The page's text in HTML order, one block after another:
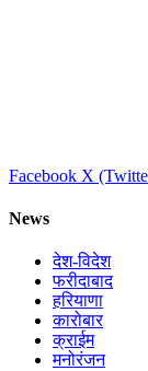
Facebook X
News
देश-विदेश
फरीदाबाद
हरियाणा
कारोबार
क्राईम
मनोरंजन